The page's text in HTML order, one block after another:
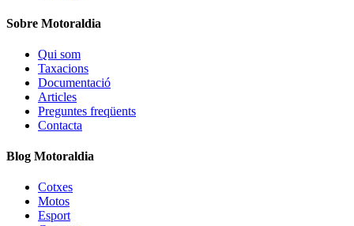
Sobre Motoraldia
Qui som
Taxacions
Documentació
Articles
Preguntes freqüents
Contacta
Blog Motoraldia
Cotxes
Motos
Esport